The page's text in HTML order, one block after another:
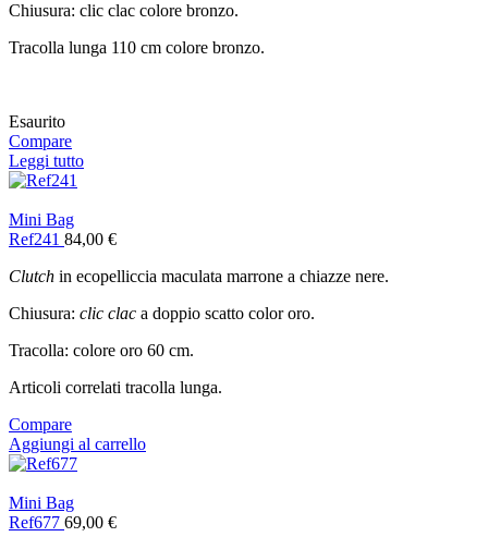
Chiusura: clic clac colore bronzo.
Tracolla lunga 110 cm colore bronzo.
Esaurito
Compare
Leggi tutto
Mini Bag
Ref241 84,00 €
Clutch in ecopelliccia maculata marrone a chiazze nere.
Chiusura: clic clac a doppio scatto color oro.
Tracolla: colore oro 60 cm.
Articoli correlati tracolla lunga.
Compare
Aggiungi al carrello
Mini Bag
Ref677 69,00 €